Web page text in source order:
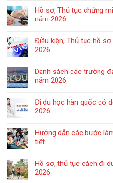
Hồ sơ, Thủ tục chứng
năm 2026
Điều kiện, Thủ tục hồ sơ
2026
Danh sách các trường
năm 2026
Đi du học hàn quốc có
2026
Hướng dẫn các bước
tiết
Hồ sơ, thủ tục cách đi
2026